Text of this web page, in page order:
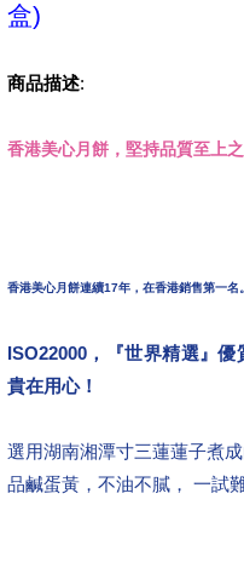
盒)
商品描述:
香港美心月餅，堅持品質至上
香港美心月餅連續17年，在香港銷售第一名。
ISO22000，『世界精選』
貴在用心！
選用湖南湘潭寸三蓮蓮子煮
品鹹蛋黃，不油不膩， 一試難